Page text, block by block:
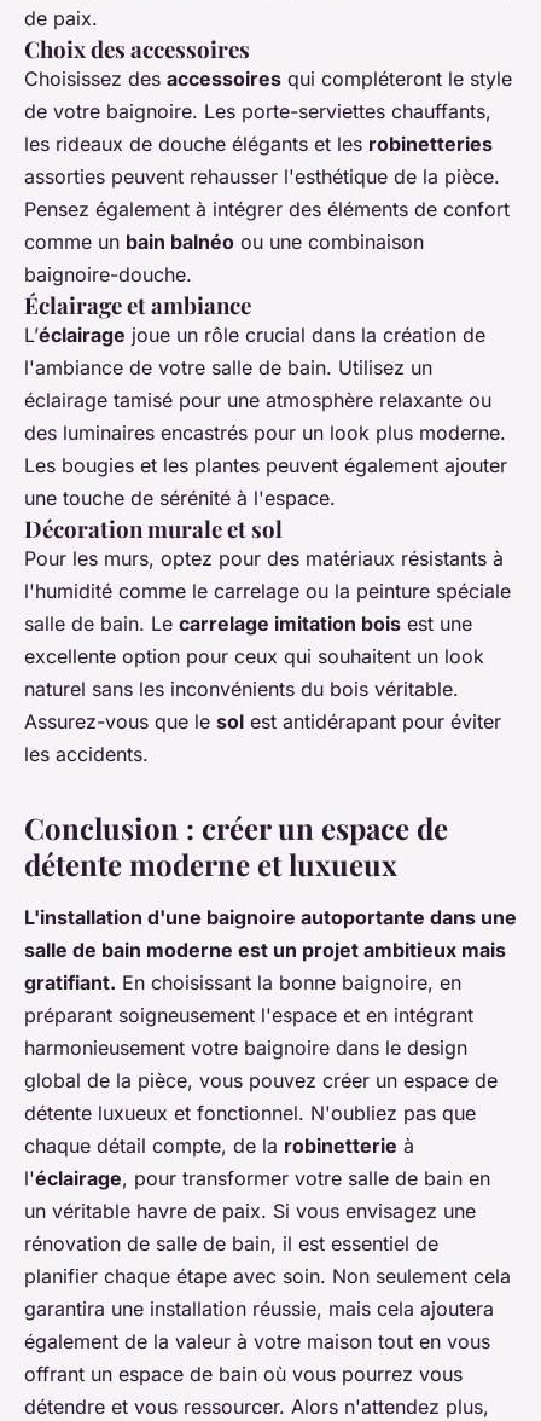
de paix.
Choix des accessoires
Choisissez des accessoires qui compléteront le style
de votre baignoire. Les porte-serviettes chauffants,
les rideaux de douche élégants et les robinetteries
assorties peuvent rehausser l'esthétique de la pièce.
Pensez également à intégrer des éléments de confort
comme un bain balnéo ou une combinaison
baignoire-douche.
Éclairage et ambiance
L’éclairage joue un rôle crucial dans la création de
l'ambiance de votre salle de bain. Utilisez un
éclairage tamisé pour une atmosphère relaxante ou
des luminaires encastrés pour un look plus moderne.
Les bougies et les plantes peuvent également ajouter
une touche de sérénité à l'espace.
Décoration murale et sol
Pour les murs, optez pour des matériaux résistants à
l'humidité comme le carrelage ou la peinture spéciale
salle de bain. Le carrelage imitation bois est une
excellente option pour ceux qui souhaitent un look
naturel sans les inconvénients du bois véritable.
Assurez-vous que le sol est antidérapant pour éviter
les accidents.
Conclusion : créer un espace de
détente moderne et luxueux
L'installation d'une baignoire autoportante dans une
salle de bain moderne est un projet ambitieux mais
gratifiant. En choisissant la bonne baignoire, en
préparant soigneusement l'espace et en intégrant
harmonieusement votre baignoire dans le design
global de la pièce, vous pouvez créer un espace de
détente luxueux et fonctionnel. N'oubliez pas que
chaque détail compte, de la robinetterie à
l'éclairage, pour transformer votre salle de bain en
un véritable havre de paix. Si vous envisagez une
rénovation de salle de bain, il est essentiel de
planifier chaque étape avec soin. Non seulement cela
garantira une installation réussie, mais cela ajoutera
également de la valeur à votre maison tout en vous
offrant un espace de bain où vous pourrez vous
détendre et vous ressourcer. Alors n'attendez plus,